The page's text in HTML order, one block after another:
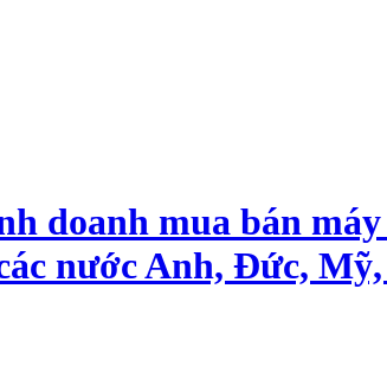
doanh mua bán
nước Anh, Đức,